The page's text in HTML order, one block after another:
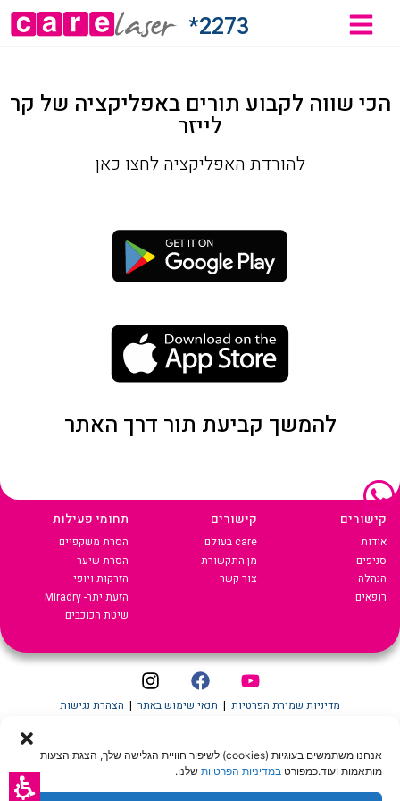
קביעת
להסרת
Laser
אנחנו משתמשים בעוגיות (cookies) לשיפור חוויית הגלישה שלך, הצגת הצעות
מותאמות ועוד.כמפורט במדיניות הפרטיות שלנו.
2273*
הכי שווה לקבוע תורים באפליקציה של קר
לייזר
להורדת האפליקציה לחצו כאן
להמשך קביעת תור דרך האתר
קישורים
אודות
סניפים
הנהלה
רופאים
קישורים
care בעולם
מן התקשורת
צור קשר
תחומי פעילות
הסרת משקפיים
הסרת שיער
הזרקות ויופי
הזעת יתר- Miradry
שיטת הכוכבים
מדיניות שמירת הפרטיות | תנאי שימוש באתר | הצהרת נגישות